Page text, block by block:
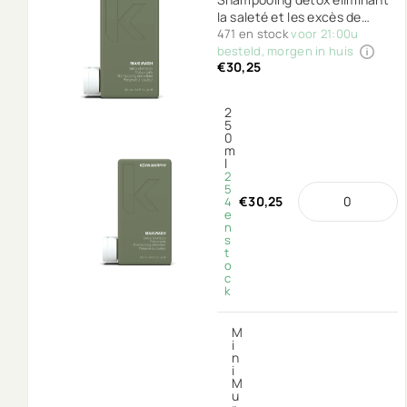
la saleté et les excès de
produits de vos cheveux.
471 en stockvoor 21:00u
besteld, morgen in huis
€30,25
2
5
0
m
l
2
5
4
e
n
s
t
o
c
k
€30,25
M
i
n
i
M
u